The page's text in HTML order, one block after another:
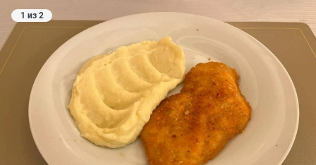
1 из 2